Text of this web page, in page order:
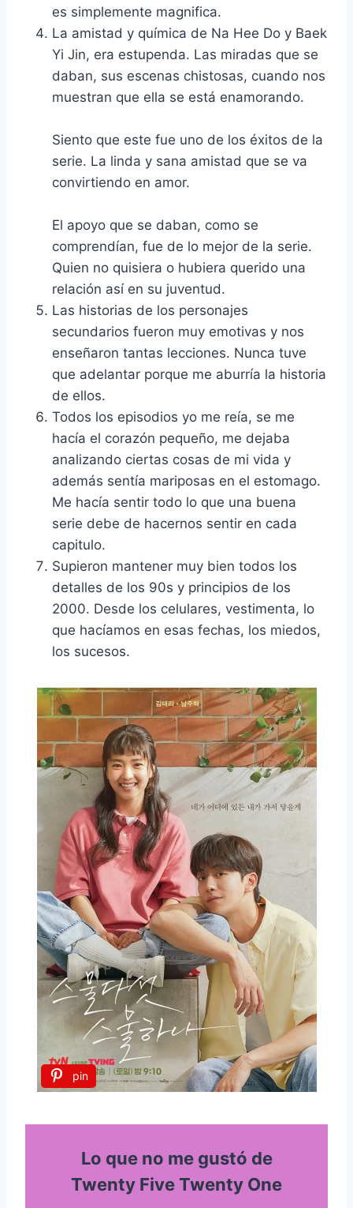
es simplemente magnifica.
La amistad y química de Na Hee Do y Baek
Yi Jin, era estupenda. Las miradas que se
daban, sus escenas chistosas, cuando nos
muestran que ella se está enamorando.
Siento que este fue uno de los éxitos de la
serie. La linda y sana amistad que se va
convirtiendo en amor.
El apoyo que se daban, como se
comprendían, fue de lo mejor de la serie.
Quien no quisiera o hubiera querido una
relación así en su juventud.
Las historias de los personajes
secundarios fueron muy emotivas y nos
enseñaron tantas lecciones. Nunca tuve
que adelantar porque me aburría la historia
de ellos.
Todos los episodios yo me reía, se me
hacía el corazón pequeño, me dejaba
analizando ciertas cosas de mi vida y
además sentía mariposas en el estomago.
Me hacía sentir todo lo que una buena
serie debe de hacernos sentir en cada
capitulo.
Supieron mantener muy bien todos los
detalles de los 90s y principios de los
2000. Desde los celulares, vestimenta, lo
que hacíamos en esas fechas, los miedos,
los sucesos.
pin
Lo que no me gustó de
Twenty Five Twenty One